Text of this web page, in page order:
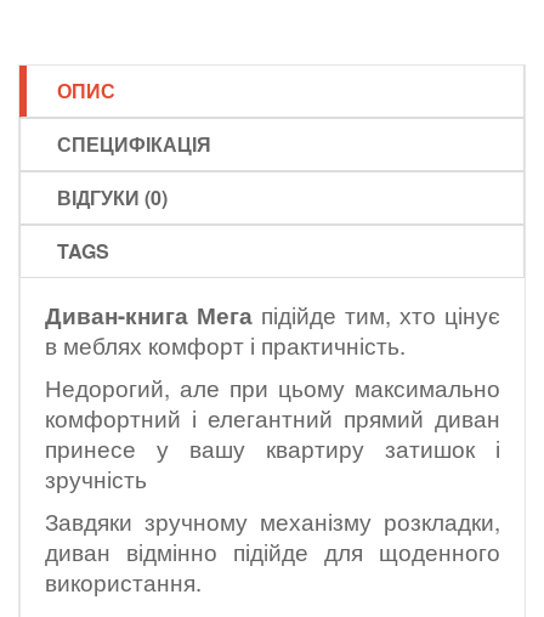
ОПИС
СПЕЦИФІКАЦІЯ
ВІДГУКИ (0)
TAGS
Диван-книга Мега підійде тим, хто цінує
в меблях комфорт і практичність.
Недорогий, але при цьому максимально
комфортний і елегантний прямий диван
принесе у вашу квартиру затишок і
зручність
Завдяки зручному механізму розкладки,
диван відмінно підійде для щоденного
використання.